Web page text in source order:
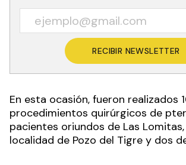
RECIBIR NEWSLETTER
En esta ocasión, fueron realizados
procedimientos quirúrgicos de
pacientes oriundos de Las
localidad de Pozo del Tigre y dos